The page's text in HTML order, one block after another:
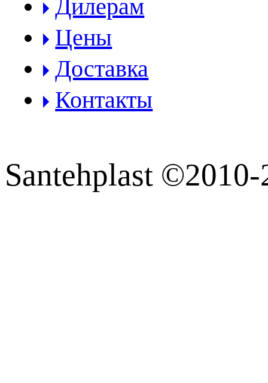
Дилерам
Цены
Доставка
Контакты
Santehplast